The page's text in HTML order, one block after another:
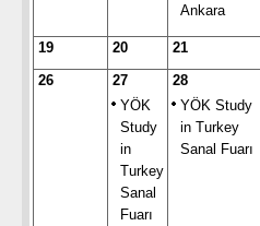
Ankara
19 20 21
26
27
YÖK
Study
in
Turkey
Sanal
Fuarı
28
YÖK Study
in Turkey
Sanal Fuarı